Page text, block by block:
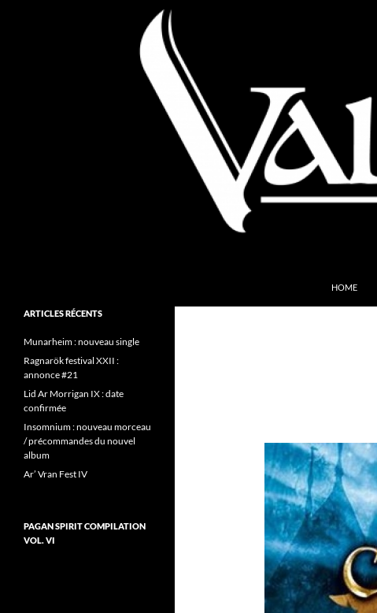
HOME
Folk Pagan Webzine
ARTICLES RÉCENTS
Munarheim : nouveau single
Ragnarök festival XXII :
annonce #21
Lid Ar Morrigan IX : date
confirmée
Insomnium : nouveau morceau
/ précommandes du nouvel
album
Ar’ Vran Fest IV
PAGAN SPIRIT COMPILATION
VOL. VI